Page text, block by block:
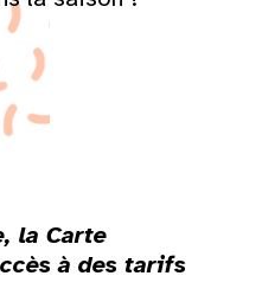
la Carte
à des tarifs